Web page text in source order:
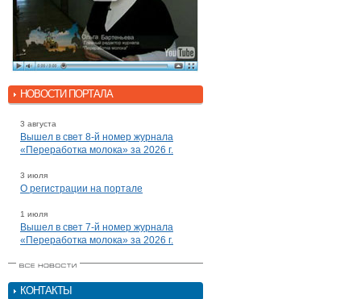
НОВОСТИ ПОРТАЛА
3 августа
Вышел в свет 8-й номер журнала
«Переработка молока» за 2026 г.
3 июля
О регистрации на портале
1 июля
Вышел в свет 7-й номер журнала
«Переработка молока» за 2026 г.
КОНТАКТЫ